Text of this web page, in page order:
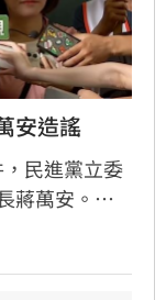
安造謠
民進黨立委
蔣萬安。沈
會召委並召